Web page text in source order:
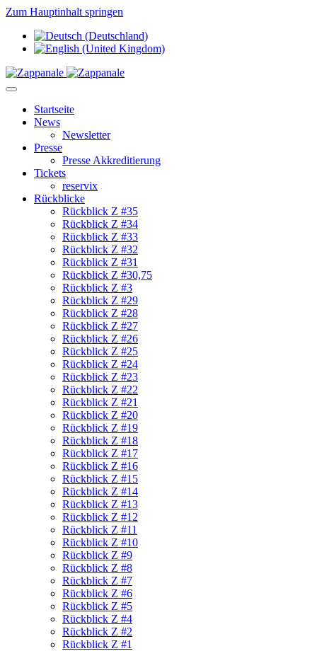
Zum Hauptinhalt springen
Startseite
News
Newsletter
Presse
Presse Akkreditierung
Tickets
reservix
Rückblicke
Rückblick Z #35
Rückblick Z #34
Rückblick Z #33
Rückblick Z #32
Rückblick Z #31
Rückblick Z #30,75
Rückblick Z #3
Rückblick Z #29
Rückblick Z #28
Rückblick Z #27
Rückblick Z #26
Rückblick Z #25
Rückblick Z #24
Rückblick Z #23
Rückblick Z #22
Rückblick Z #21
Rückblick Z #20
Rückblick Z #19
Rückblick Z #18
Rückblick Z #17
Rückblick Z #16
Rückblick Z #15
Rückblick Z #14
Rückblick Z #13
Rückblick Z #12
Rückblick Z #11
Rückblick Z #10
Rückblick Z #9
Rückblick Z #8
Rückblick Z #7
Rückblick Z #6
Rückblick Z #5
Rückblick Z #4
Rückblick Z #2
Rückblick Z #1